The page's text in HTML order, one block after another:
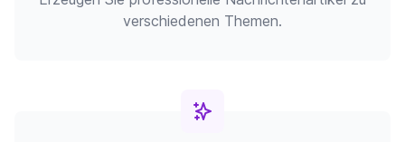
verschiedenen Themen.